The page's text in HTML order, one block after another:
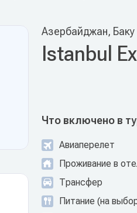
Азербайджан, Баку
Istanbul
Что включено в
Авиаперелет
Проживание в
Трансфер
Питание (на